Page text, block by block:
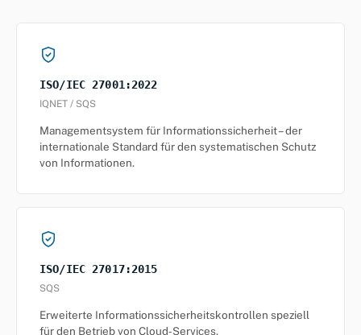
ISO/IEC 27001:2022
IQNET / SQS
Managementsystem für Informationssicherheit – der
internationale Standard für den systematischen Schutz
von Informationen.
ISO/IEC 27017:2015
SQS
Erweiterte Informationssicherheitskontrollen speziell
für den Betrieb von Cloud‑Services.